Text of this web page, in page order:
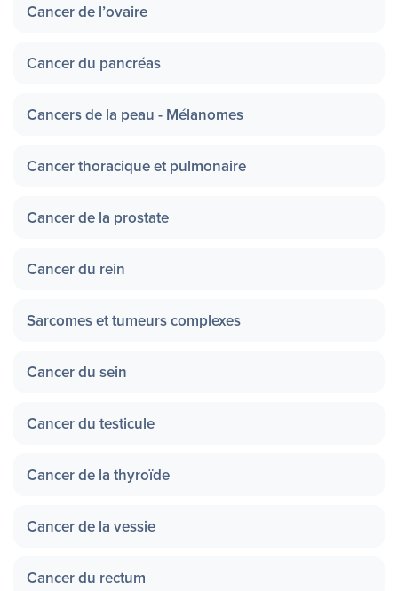
Cancer de l’ovaire
Cancer du pancréas
Cancers de la peau - Mélanomes
Cancer thoracique et pulmonaire
Cancer de la prostate
Cancer du rein
Sarcomes et tumeurs complexes
Cancer du sein
Cancer du testicule
Cancer de la thyroïde
Cancer de la vessie
Cancer du rectum